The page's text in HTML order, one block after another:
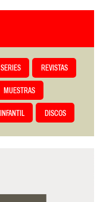
SERIES REVISTAS
MUESTRAS
INFANTIL DISCOS